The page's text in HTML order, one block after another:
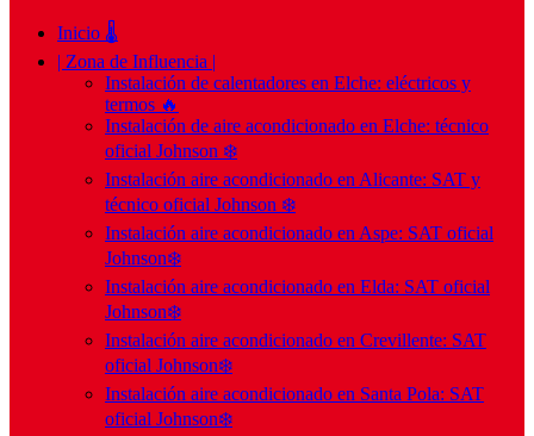
Inicio 🌡️
| Zona de Influencia |
Instalación de calentadores en Elche: eléctricos y
termos 🔥
Instalación de aire acondicionado en Elche: técnico
oficial Johnson ❄️
Instalación aire acondicionado en Alicante: SAT y
técnico oficial Johnson ❄️
Instalación aire acondicionado en Aspe: SAT oficial
Johnson❄️
Instalación aire acondicionado en Elda: SAT oficial
Johnson❄️
Instalación aire acondicionado en Crevillente: SAT
oficial Johnson❄️
Instalación aire acondicionado en Santa Pola: SAT
oficial Johnson❄️